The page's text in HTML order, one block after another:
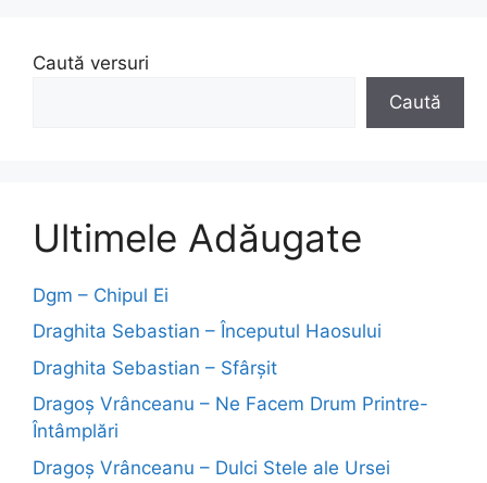
Caută versuri
Caută
Ultimele Adăugate
Dgm – Chipul Ei
Draghita Sebastian – Începutul Haosului
Draghita Sebastian – Sfârșit
Dragoş Vrânceanu – Ne Facem Drum Printre-
Întâmplări
Dragoş Vrânceanu – Dulci Stele ale Ursei